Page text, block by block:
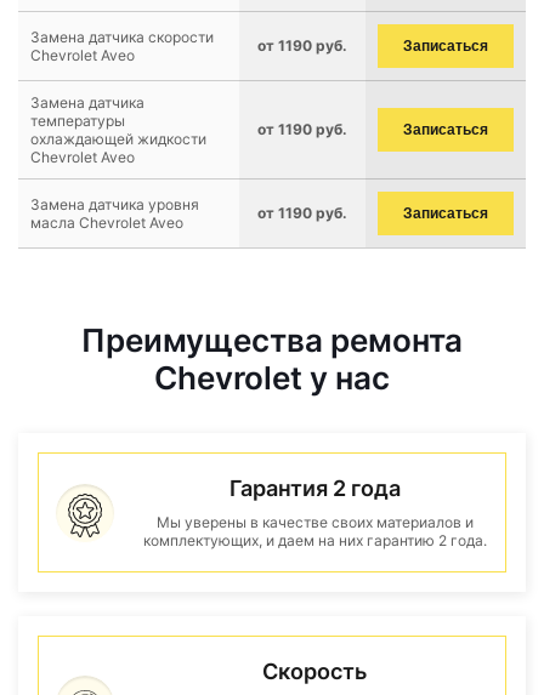
Замена датчика скорости
Chevrolet Aveo
от 1190 руб. Записаться
Замена датчика
температуры
охлаждающей жидкости
Chevrolet Aveo
от 1190 руб. Записаться
Замена датчика уровня
масла Chevrolet Aveo
от 1190 руб. Записаться
Преимущества ремонта
Chevrolet у нас
Гарантия 2 года
Мы уверены в качестве своих материалов и
комплектующих, и даем на них гарантию 2 года.
Скорость